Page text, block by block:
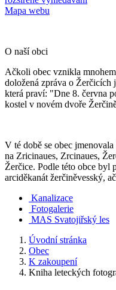
Mapa webu
O naší obci
Ačkoli obec vznikla
doložená zpráva o
která praví: "Dne 8. června
kostel v novém dvoře
V té době se obec
na Zricinaues, Zrcinaues,
Žerčice. Podle této obce byl
arciděkanát žerčiněvesský,
Kanalizace
Fotogalerie
MAS Svatojiřský les
Úvodní stránka
Obec
K zakoupení
Kniha leteckých